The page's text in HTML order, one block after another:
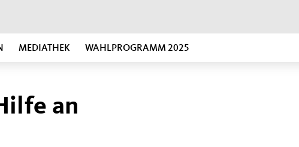
MEDIATHEK WAHLPROGRAMM 2025
an